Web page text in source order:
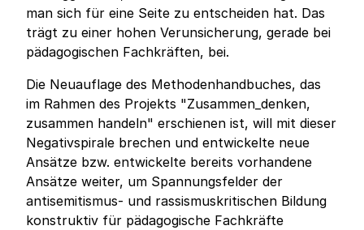
man sich für eine Seite zu entscheiden hat. Das
trägt zu einer hohen Verunsicherung, gerade bei
pädagogischen Fachkräften, bei.
Die Neuauflage des Methodenhandbuches, das
im Rahmen des Projekts "Zusammen_denken,
zusammen handeln" erschienen ist, will mit dieser
Negativspirale brechen und entwickelte neue
Ansätze bzw. entwickelte bereits vorhandene
Ansätze weiter, um Spannungsfelder der
antisemitismus- und rassismuskritischen Bildung
konstruktiv für pädagogische Fachkräfte